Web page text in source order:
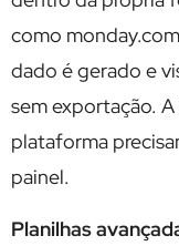
como
dado é gerado e
sem exportação.
plataforma
painel.
Planilhas